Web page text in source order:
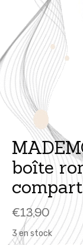
boîte
€13,90
3 en stock